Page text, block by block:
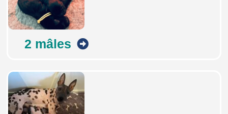
2 mâles